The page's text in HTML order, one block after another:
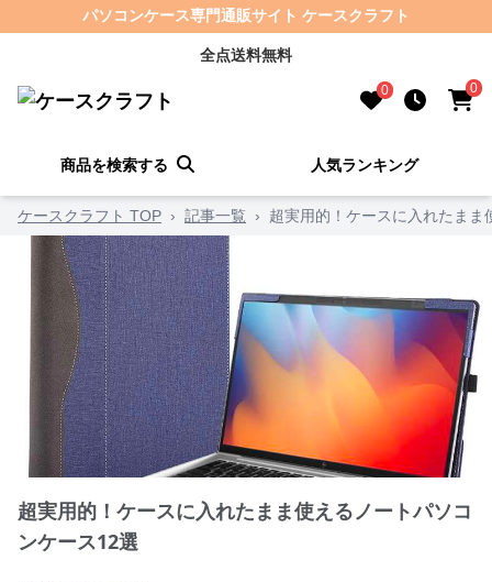
パソコンケース専門通販サイト ケースクラフト
全点送料無料
0 0
商品を検索する 人気ランキング
ケースクラフト TOP › 記事一覧 › 超実用的！ケースに入れたま
超実用的！ケースに入れたまま使えるノートパソコ
ンケース12選